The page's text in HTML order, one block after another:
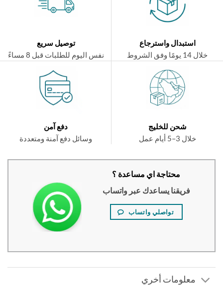
استبدال واسترجاع
توصيل سريع
نفس اليوم للطلبات قبل 8 مساءً
شحن للخليج
دفع آمن
وسائل دفع آمنة ومتعددة
محتاجة اي مساعدة ؟
فريقنا يساعدك عبر واتساب
تواصلي واتساب
معلومات أخري